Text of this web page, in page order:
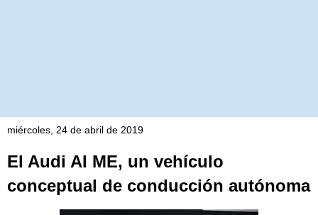
miércoles, 24 de abril de 2019
El Audi AI ME, un vehículo
conceptual de conducción autónoma